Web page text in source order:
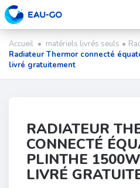
Accueil • matériels livrés seuls •
Radiateur Thermor connecté
livré gratuitement
RADIATEUR
CONNECTÉ
PLINTHE
LIVRÉ